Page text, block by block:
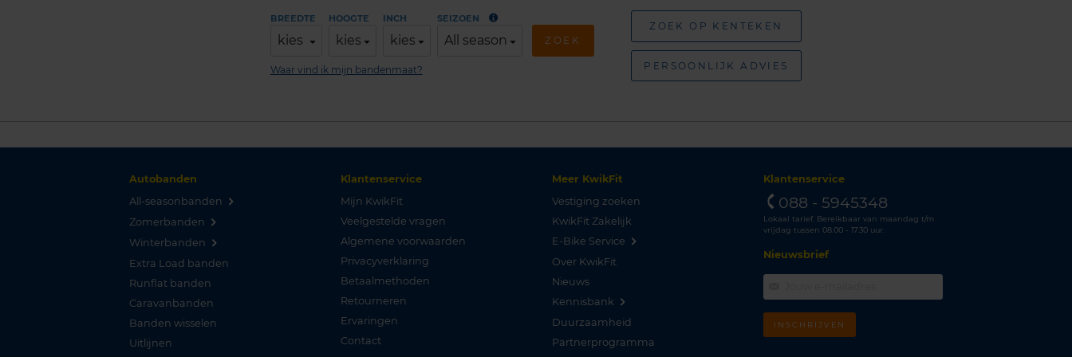
BREEDTE
kies
HOOGTE
kies
INCH
kies
SEIZOEN
All season ZOEK
Waar vind ik mijn bandenmaat?
ZOEK OP KENTEKEN
PERSOONLIJK ADVIES
Autobanden
All-seasonbanden
Zomerbanden
Winterbanden
Extra Load banden
Runflat banden
Caravanbanden
Banden wisselen
Uitlijnen
Klantenservice
Mijn KwikFit
Veelgestelde vragen
Algemene voorwaarden
Privacyverklaring
Betaalmethoden
Retourneren
Ervaringen
Contact
Meer KwikFit
Vestiging zoeken
KwikFit Zakelijk
E-Bike Service
Over KwikFit
Nieuws
Kennisbank
Duurzaamheid
Partnerprogramma
Klantenservice
088 - 5945348
Lokaal tarief. Bereikbaar van maandag t/m
vrijdag tussen 08.00 - 17.30 uur.
Nieuwsbrief
INSCHRIJVEN